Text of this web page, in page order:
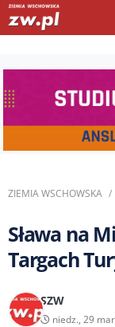
ZIEMIA WSCHOWSKA
Sława na
Targach
SZW
niedz., 29